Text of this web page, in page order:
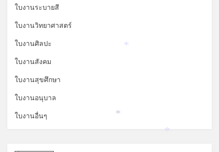
ใบงานระบายสี
ใบงานวิทยาศาสตร์
ใบงานศิลปะ
ใบงานสังคม
ใบงานสุขศึกษา
ใบงานอนุบาล
ใบงานอื่นๆ